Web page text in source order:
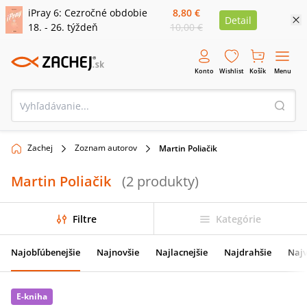
iPray 6: Cezročné obdobie
18. - 26. týždeň
8,80 €
10,00 €
Detail
Konto Wishlist Košík Menu
Zachej Zoznam autorov Martin Poliačik
Martin Poliačik (2 produkty)
Filtre Kategórie
Najobľúbenejšie Najnovšie Najlacnejšie Najdrahšie
E-kniha